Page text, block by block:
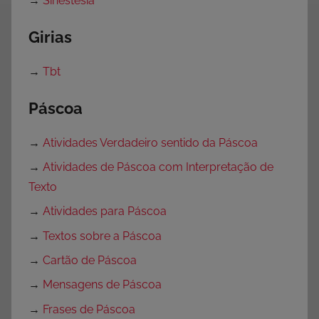
Girias
→ Tbt
Páscoa
→ Atividades Verdadeiro sentido da Páscoa
→ Atividades de Páscoa com Interpretação de
Texto
→ Atividades para Páscoa
→ Textos sobre a Páscoa
→ Cartão de Páscoa
→ Mensagens de Páscoa
→ Frases de Páscoa